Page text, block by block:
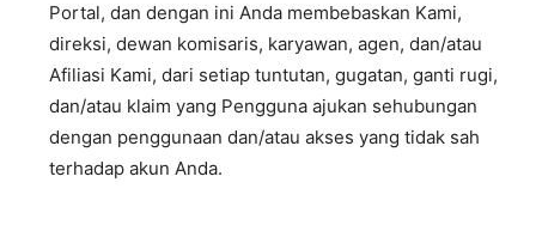
Portal, dan dengan ini Anda membebaskan Kami,
direksi, dewan komisaris, karyawan, agen, dan/atau
Afiliasi Kami, dari setiap tuntutan, gugatan, ganti rugi,
dan/atau klaim yang Pengguna ajukan sehubungan
dengan penggunaan dan/atau akses yang tidak sah
terhadap akun Anda.